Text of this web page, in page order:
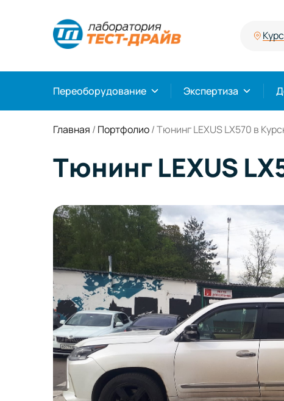
Переоборудование Экспертиза
Главная / Портфолио/Тюнинг LEXUS LX570 в
Тюнинг LEXUS